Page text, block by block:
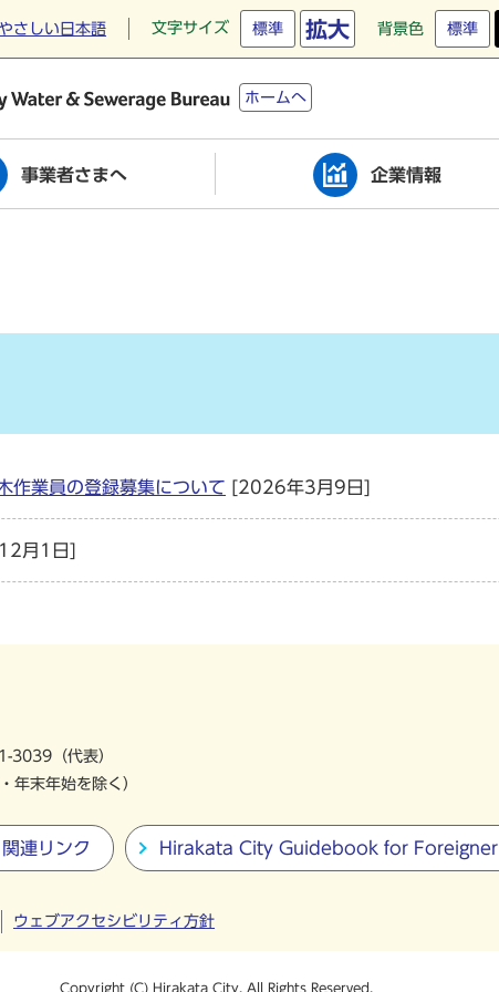
やさしい日本語 文字サイズ 標準 拡大 背景色 標準
ホームへ
事業者さまへ 企業情報
作業員の登録募集について [2026年3月9日]
月1日]
3039（代表）
年末年始を除く）
関連リンク Hirakata City Guidebook for Foreigner
ウェブアクセシビリティ方針
Copyright (C) Hirakata City. All Rights Reserved.